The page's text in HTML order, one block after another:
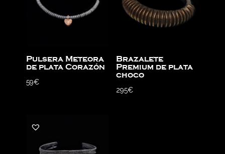
Pulsera Meteora
de plata Corazón
59€
Brazalete
Premium de plata
choco
295€